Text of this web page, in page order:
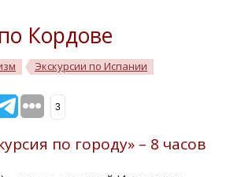
Кордове
Экскурсии по Испании
3
по городу» – 8 часов